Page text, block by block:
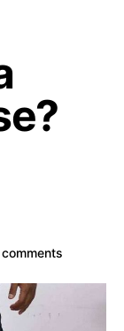
comments